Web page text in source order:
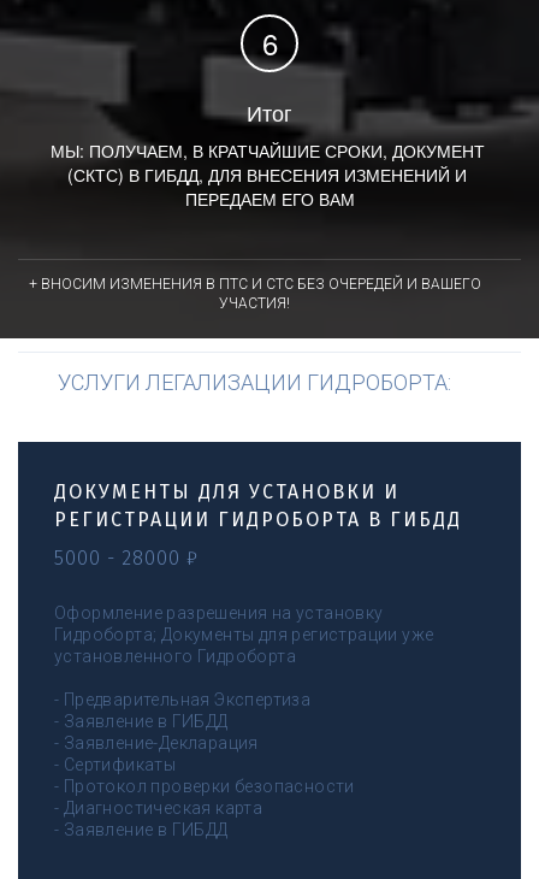
Итог
МЫ: ПОЛУЧАЕМ, В КРАТЧАЙШИЕ СРОКИ, ДОКУМЕНТ
(СКТС) В ГИБДД, ДЛЯ ВНЕСЕНИЯ ИЗМЕНЕНИЙ И
ПЕРЕДАЕМ ЕГО ВАМ
+ ВНОСИМ ИЗМЕНЕНИЯ В ПТС И СТС БЕЗ ОЧЕРЕДЕЙ И ВАШЕГО
УЧАСТИЯ!
УСЛУГИ ЛЕГАЛИЗАЦИИ ГИДРОБОРТА:
ДОКУМЕНТЫ ДЛЯ УСТАНОВКИ И
РЕГИСТРАЦИИ ГИДРОБОРТА В ГИБДД
5000 - 28000 ₽
Оформление разрешения на установку
Гидроборта; Документы для регистрации уже
установленного Гидроборта
- Предварительная Экспертиза
- Заявление в ГИБДД
- Заявление-Декларация
- Сертификаты
- Протокол проверки безопасности
- Диагностическая карта
- Заявление в ГИБДД